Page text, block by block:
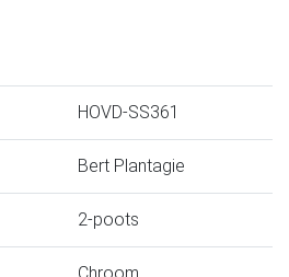
HOVD-SS361
Bert Plantagie
2-poots
Chroom